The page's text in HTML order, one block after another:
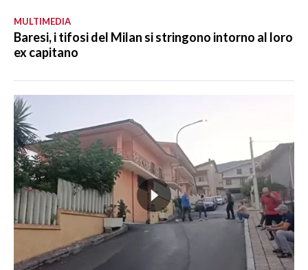
MULTIMEDIA
Baresi, i tifosi del Milan si stringono intorno al loro
ex capitano